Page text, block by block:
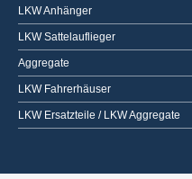
LKW Anhänger
LKW Sattelauflieger
Aggregate
LKW Fahrerhäuser
LKW Ersatzteile / LKW Aggregate